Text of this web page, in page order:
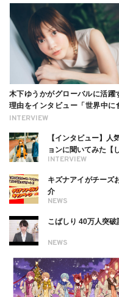
INTERVIEW
木下ゆうかがグローバルに活躍
理由をインタビュー「世界中に
る幸せを伝えたい」新事務所加
INTERVIEW
【インタビュー】
ョンに聞いてみた【
NEWS
キズナアイがチーズ
介
NEWS
こばしり 40万人突